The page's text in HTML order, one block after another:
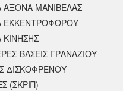
ΑΞΟΝΑ ΜΑΝΙΒΕΛΑΣ
ΕΚΚΕΝΤΡΟΦΟΡΟΥ
ΚΙΝΗΣΗΣ
ΒΑΣΕΙΣ ΓΡΑΝΑΖΙΟΥ
ΔΙΣΚΟΦΡΕΝΟΥ
(ΣΚΡΙΠ)